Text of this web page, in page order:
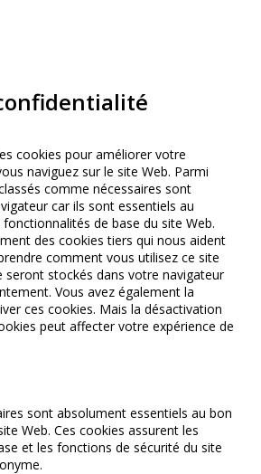
cookies pour améliorer votre
naviguez sur le site Web. Parmi
comme nécessaires sont
car ils sont essentiels au
de base du site Web.
des cookies tiers qui nous aident
comment vous utilisez ce site
seront stockés dans votre navigateur
Vous avez également la
ces cookies. Mais la désactivation
peut affecter votre expérience de
sont absolument essentiels au bon
Web. Ces cookies assurent les
et les fonctions de sécurité du site